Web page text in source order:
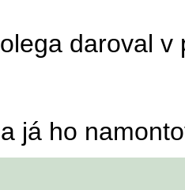
daroval
já ho